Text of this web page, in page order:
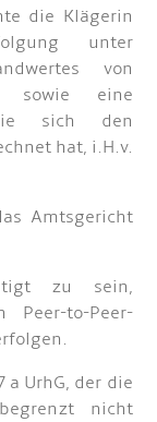
die Klägerin
unter
von
sowie eine
sie sich den
hat, i.H.v.
Amtsgericht
zu sein,
to-Peer-
a UrhG, der die
nicht